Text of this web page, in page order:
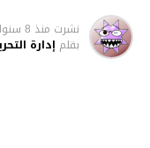
نشرت منذ 8 سنوات
بقلم إدارة